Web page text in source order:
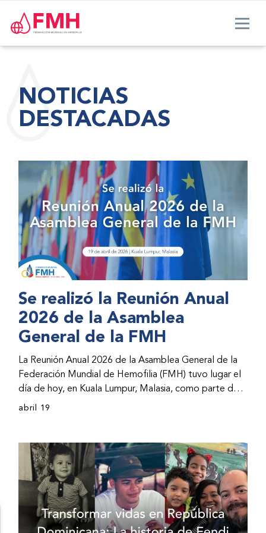
NOTICIAS
DESTACADAS
Se realizó la Reunión Anual
2026 de la Asamblea
General de la FMH
La Reunión Anual 2026 de la Asamblea General de la
Federación Mundial de Hemofilia (FMH) tuvo lugar el
día de hoy, en Kuala Lumpur, Malasia, como parte del
Congreso Mundial 2026 de la FMH. La reunión abarcó
avances por parte de la dirección de la FMH. Al
evento asistieron representantes de las organizaciones
nacionales miembros (ONM) de la FMH y otras partes
interesadas.
abril 19